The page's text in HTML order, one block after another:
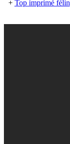
+ Top imprimé félin